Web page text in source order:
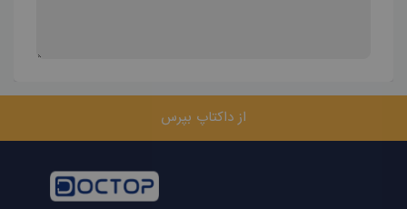
از داکتاپ بپرس